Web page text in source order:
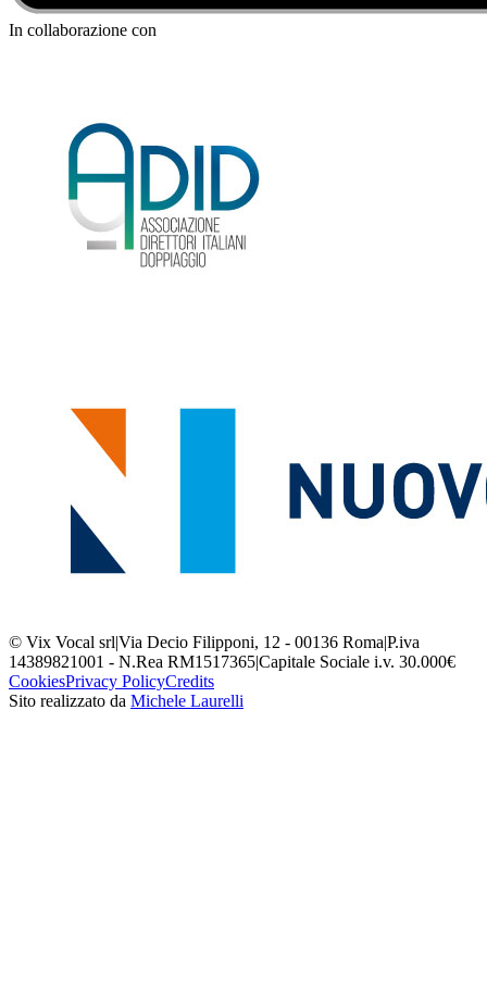
In collaborazione con
© Vix Vocal srl|Via Decio Filipponi, 12 - 00136 Roma|P.iva
14389821001 - N.Rea RM1517365|Capitale Sociale i.v. 30.000€
CookiesPrivacy PolicyCredits
Sito realizzato da Michele Laurelli